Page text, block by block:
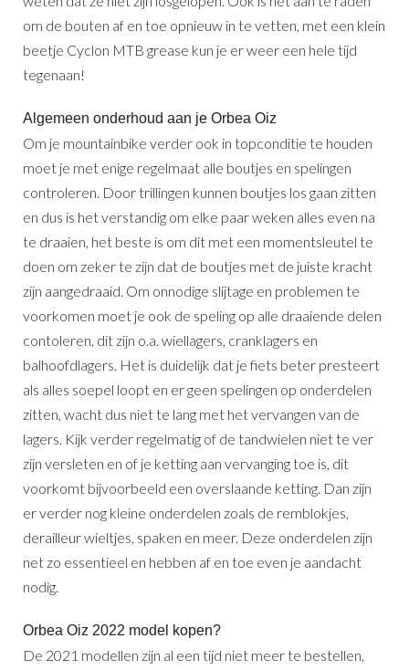
om de bouten af en toe opnieuw in te vetten, met een klein
beetje Cyclon MTB grease kun je er weer een hele tijd
tegenaan!
Algemeen onderhoud aan je Orbea Oiz
Om je mountainbike verder ook in topconditie te houden
moet je met enige regelmaat alle boutjes en spelingen
controleren. Door trillingen kunnen boutjes los gaan zitten
en dus is het verstandig om elke paar weken alles even na
te draaien, het beste is om dit met een momentsleutel te
doen om zeker te zijn dat de boutjes met de juiste kracht
zijn aangedraaid. Om onnodige slijtage en problemen te
voorkomen moet je ook de speling op alle draaiende delen
contoleren, dit zijn o.a. wiellagers, cranklagers en
balhoofdlagers. Het is duidelijk dat je fiets beter presteert
als alles soepel loopt en er geen spelingen op onderdelen
zitten, wacht dus niet te lang met het vervangen van de
lagers. Kijk verder regelmatig of de tandwielen niet te ver
zijn versleten en of je ketting aan vervanging toe is, dit
voorkomt bijvoorbeeld een overslaande ketting. Dan zijn
er verder nog kleine onderdelen zoals de remblokjes,
derailleur wieltjes, spaken en meer. Deze onderdelen zijn
net zo essentieel en hebben af en toe even je aandacht
nodig.
Orbea Oiz 2022 model kopen?
De 2021 modellen zijn al een tijd niet meer te bestellen,